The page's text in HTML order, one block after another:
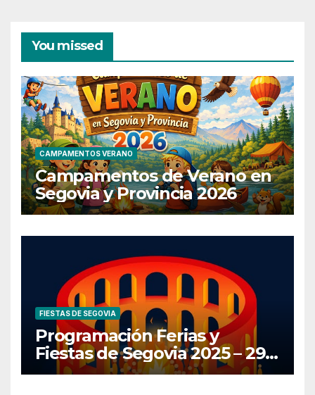
You missed
CAMPAMENTOS VERANO
Campamentos de Verano en
Segovia y Provincia 2026
FIESTAS DE SEGOVIA
Programación Ferias y
Fiestas de Segovia 2025 – 29
de Junio